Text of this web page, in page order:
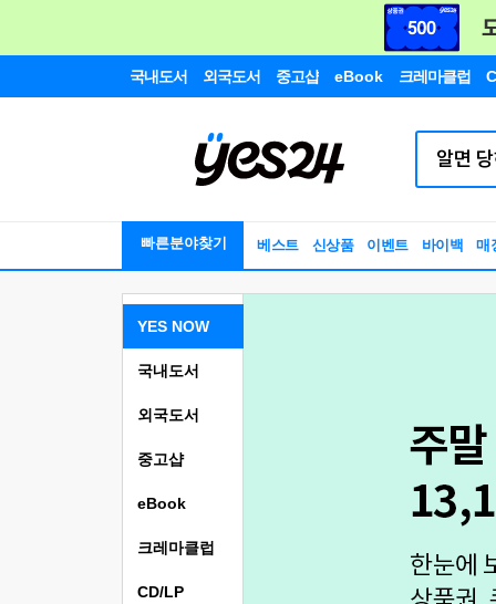
국내도서 외국도서 중고샵 eBook 크레마클럽
빠른분야찾기 베스트 신상품 이벤트 바이백 매
YES NOW
국내도서
외국도서
중고샵
eBook
크레마클럽
CD/LP